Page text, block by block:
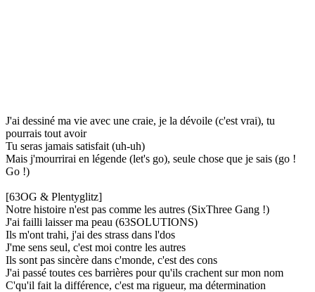
J'ai dessiné ma vie avec une craie, je la dévoile (c'est vrai), tu
pourrais tout avoir
Tu seras jamais satisfait (uh-uh)
Mais j'mourrirai en légende (let's go), seule chose que je sais (go !
Go !)
[63OG & Plentyglitz]
Notre histoire n'est pas comme les autres (SixThree Gang !)
J'ai failli laisser ma peau (63SOLUTIONS)
Ils m'ont trahi, j'ai des strass dans l'dos
J'me sens seul, c'est moi contre les autres
Ils sont pas sincère dans c'monde, c'est des cons
J'ai passé toutes ces barrières pour qu'ils crachent sur mon nom
C'qu'il fait la différence, c'est ma rigueur, ma détermination